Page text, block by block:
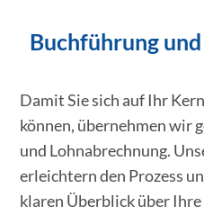
Buchführung
Damit Sie sich auf Ihr
können, übernehmen wir
und Lohnabrechnung.
erleichtern den Prozess
klaren Überblick über Ihre